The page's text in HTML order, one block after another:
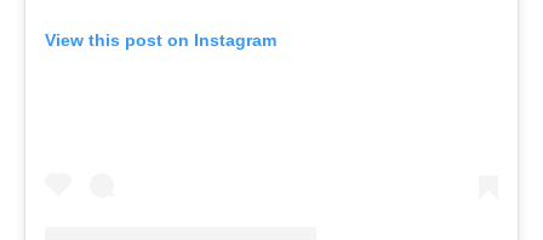
View this post on Instagram